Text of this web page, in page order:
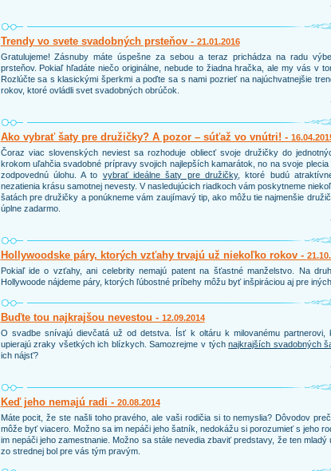
Trendy vo svete svadobných prsteňov - 21.01.2016
Gratulujeme! Zásnuby máte úspešne za sebou a teraz prichádza na radu
prsteňov. Pokiaľ hľadáte niečo originálne, nebude to žiadna hračka, ale my vás v
Rozlúčte sa s klasickými šperkmi a poďte sa s nami pozrieť na najúchvatnejšie
rokov, ktoré ovládli svet svadobných obrúčok.
Ako vybrať šaty pre družičky? A pozor – súťaž vo vnútri! -
Čoraz viac slovenských neviest sa rozhoduje obliecť svoje družičky do
krokom uľahčia svadobné prípravy svojich najlepších kamarátok, no na svoje plecia
zodpovednú úlohu. A to vybrať ideálne šaty pre družičky, ktoré budú
nezatienia krásu samotnej nevesty. V nasledujúcich riadkoch vám poskytneme
šatách pre družičky a ponúkneme vám zaujímavý tip, ako môžu tie najmenšie
úplne zadarmo.
Hollywoodske páry, ktorých vzťahy trvajú už niekoľko rokov -
Pokiaľ ide o vzťahy, ani celebrity nemajú patent na šťastné manželstvo. Na
Hollywoode nájdeme páry, ktorých ľúbostné príbehy môžu byť inšpiráciou aj pre iných.
Buďte tou najkrajšou nevestou - 12.09.2014
O svadbe snívajú dievčatá už od detstva. Ísť k oltáru k milovanému partnerovi,
upierajú zraky všetkých ich blízkych. Samozrejme v týchnajkrajších svadobných
ich nájsť?
Keď jeho nemajú radi - 20.08.2014
Máte pocit, že ste našli toho pravého, ale vaši rodičia si to nemyslia? Dôvodov
môže byť viacero. Možno sa im nepáči jeho šatník, nedokážu si porozumieť s jeho
im nepáči jeho zamestnanie. Možno sa stále nevedia zbaviť predstavy, že ten mladý
zo strednej bol pre vás tým pravým.